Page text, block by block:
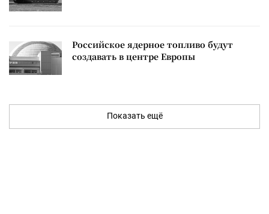
Российское ядерное топливо будут
создавать в центре Европы
Показать ещё